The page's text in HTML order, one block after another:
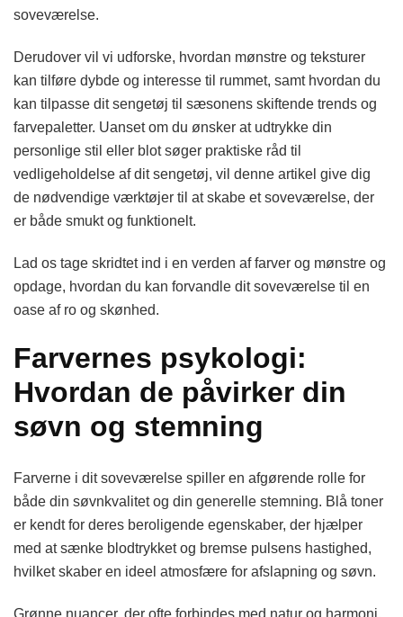
soveværelse.
Derudover vil vi udforske, hvordan mønstre og teksturer
kan tilføre dybde og interesse til rummet, samt hvordan du
kan tilpasse dit sengetøj til sæsonens skiftende trends og
farvepaletter. Uanset om du ønsker at udtrykke din
personlige stil eller blot søger praktiske råd til
vedligeholdelse af dit sengetøj, vil denne artikel give dig
de nødvendige værktøjer til at skabe et soveværelse, der
er både smukt og funktionelt.
Lad os tage skridtet ind i en verden af farver og mønstre og
opdage, hvordan du kan forvandle dit soveværelse til en
oase af ro og skønhed.
Farvernes psykologi:
Hvordan de påvirker din
søvn og stemning
Farverne i dit soveværelse spiller en afgørende rolle for
både din søvnkvalitet og din generelle stemning. Blå toner
er kendt for deres beroligende egenskaber, der hjælper
med at sænke blodtrykket og bremse pulsens hastighed,
hvilket skaber en ideel atmosfære for afslapning og søvn.